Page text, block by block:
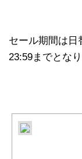
セール期間は日
23:59までとなり